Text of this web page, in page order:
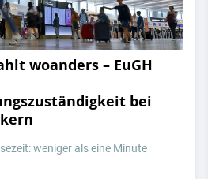
woanders – EuGH
bei
weniger als eine Minute